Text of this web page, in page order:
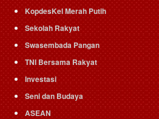
KopdesKel Merah Putih
Sekolah Rakyat
Swasembada Pangan
TNI Bersama Rakyat
Investasi
Seni dan Budaya
ASEAN